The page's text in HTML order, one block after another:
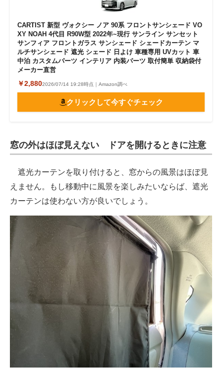
CARTIST 新型 ヴォクシー ノア 90系 フロントサンシェード VO
XY NOAH 4代目 R90W型 2022年~現行 サンライン サンセット
サンフィア フロントガラス サンシェード シェードカーテン マ
ルチサンシェード 遮光 シェード 日よけ 車種専用 UVカット 車
中泊 カスタムパーツ インテリア 内装パーツ 取付簡単 収納袋付
メーカー直営
￥2,8802026/07/14 19:28時点｜Amazon調べ
クリックして今すぐチェック
窓の外はほぼ見えない ドアを開けるときに注意
遮光カーテンを取り付けると、窓からの風景はほぼ見
えません。もし移動中に風景を楽しみたいならば、遮光
カーテンは使わない方が良いでしょう。